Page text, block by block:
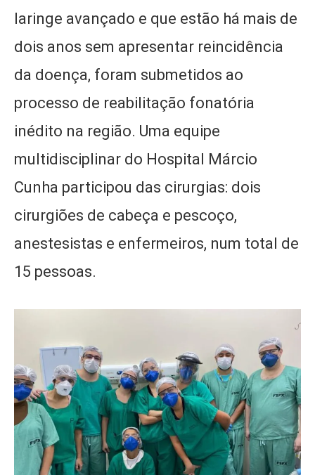
laringe avançado e que estão há mais de
dois anos sem apresentar reincidência
da doença, foram submetidos ao
processo de reabilitação fonatória
inédito na região. Uma equipe
multidisciplinar do Hospital Márcio
Cunha participou das cirurgias: dois
cirurgiões de cabeça e pescoço,
anestesistas e enfermeiros, num total de
15 pessoas.